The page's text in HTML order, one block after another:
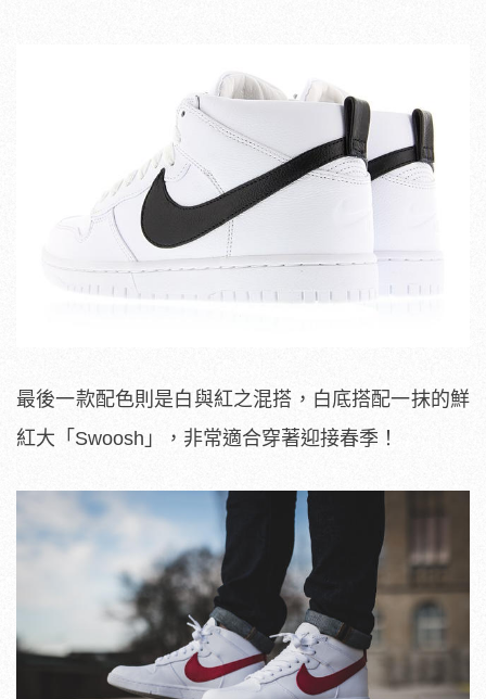
最後一款配色則是白與紅之混搭，白底搭配一抹的鮮
紅大「Swoosh」，非常適合穿著迎接春季！